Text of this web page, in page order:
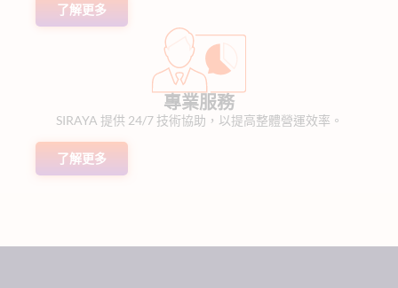
了解更多
專業服務
SIRAYA 提供 24/7 技術協助，以提高整體營運效率。
了解更多